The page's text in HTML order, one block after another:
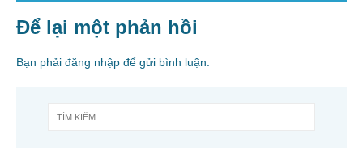
Để lại một phản hồi
Bạn phải đăng nhập để gửi bình luận.